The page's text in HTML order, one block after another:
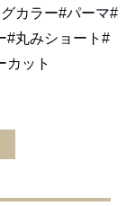
カラー#パーマ#
#丸みショート#
カット